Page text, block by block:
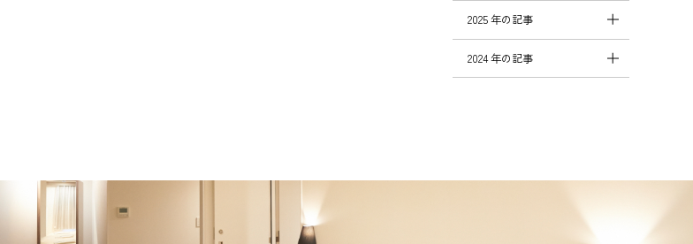
2025 年の記事
2024 年の記事